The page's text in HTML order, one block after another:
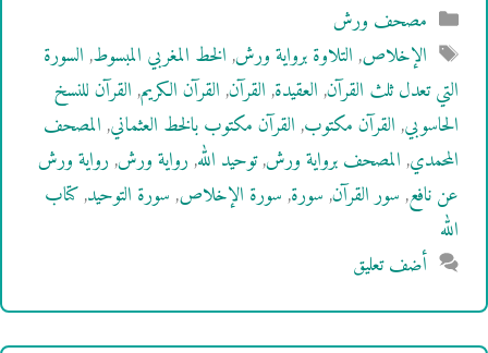
التصنيفات
مصحف ورش
الوسوم
الإخلاص,التلاوة برواية ورش,الخط المغربي المبسوط,السورة
التي تعدل ثلث القرآن,العقيدة,القرآن,القرآن الكريم,القرآن للنسخ
الحاسوبي,القرآن مكتوب,القرآن مكتوب بالخط العثماني,المصحف
المحمدي,المصحف برواية ورش,توحيد الله,رواية ورش,رواية ورش
عن نافع,سور القرآن,سورة,سورة الإخلاص,سورة التوحيد,كتاب
الله
أضف تعليق